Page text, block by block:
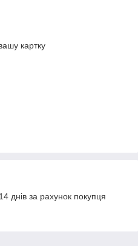
картку
днів за рахунок покупця